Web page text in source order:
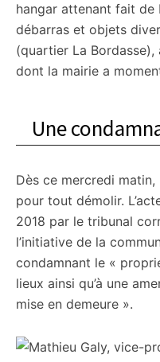
hangar attenant fait de
débarras et objets
(quartier La
dont la mairie a
Une
Dès ce mercredi
pour tout démolir.
2018 par le tribunal
l’initiative de la
condamnant le «
lieux ainsi qu’à une
mise en demeure ».